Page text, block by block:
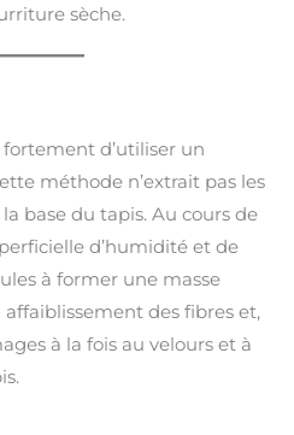
sèche.
d’utiliser un
méthode n’extrait pas les
base du tapis. Au cours de
d’humidité et de
à former une masse
des fibres et,
à la fois au velours et à